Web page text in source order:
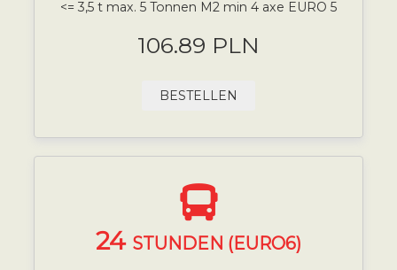
<= 3,5 t max. 5 Tonnen M2 min 4 axe EURO 5
106.89 PLN
BESTELLEN
24 STUNDEN (EURO6)